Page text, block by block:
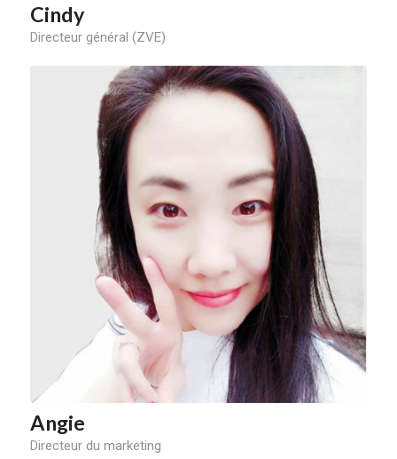
Cindy
Directeur général (ZVE)
Angie
Directeur du marketing